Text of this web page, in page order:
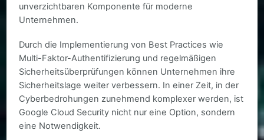
unverzichtbaren Komponente für moderne
Unternehmen.
Durch die Implementierung von Best Practices wie
Multi-Faktor-Authentifizierung und regelmäßigen
Sicherheitsüberprüfungen können Unternehmen ihre
Sicherheitslage weiter verbessern. In einer Zeit, in der
Cyberbedrohungen zunehmend komplexer werden, ist
Google Cloud Security nicht nur eine Option, sondern
eine Notwendigkeit.